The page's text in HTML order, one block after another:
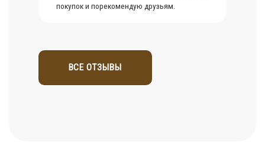
покупок и порекомендую друзьям.
ВСЕ ОТЗЫВЫ